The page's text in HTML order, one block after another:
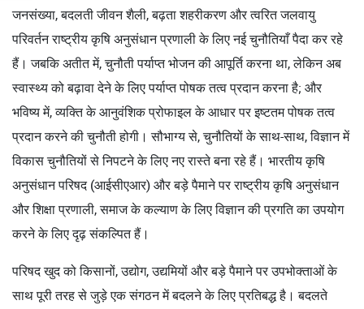
जनसंख्या, बदलती जीवन शैली, बढ़ता शहरीकरण और त्वरित जलवायु
परिवर्तन राष्ट्रीय कृषि अनुसंधान प्रणाली के लिए नई चुनौतियाँ पैदा कर रहे
हैं। जबकि अतीत में, चुनौती पर्याप्त भोजन की आपूर्ति करना था, लेकिन अब
स्वास्थ्य को बढ़ावा देने के लिए पर्याप्त पोषक तत्व प्रदान करना है; और
भविष्य में, व्यक्ति के आनुवंशिक प्रोफाइल के आधार पर इष्टतम पोषक तत्व
प्रदान करने की चुनौती होगी। सौभाग्य से, चुनौतियों के साथ-साथ, विज्ञान में
विकास चुनौतियों से निपटने के लिए नए रास्ते बना रहे हैं। भारतीय कृषि
अनुसंधान परिषद (आईसीएआर) और बड़े पैमाने पर राष्ट्रीय कृषि अनुसंधान
और शिक्षा प्रणाली, समाज के कल्याण के लिए विज्ञान की प्रगति का उपयोग
करने के लिए दृढ़ संकल्पित हैं।
परिषद खुद को किसानों, उद्योग, उद्यमियों और बड़े पैमाने पर उपभोक्ताओं के
साथ पूरी तरह से जुड़े एक संगठन में बदलने के लिए प्रतिबद्ध है। बदलते